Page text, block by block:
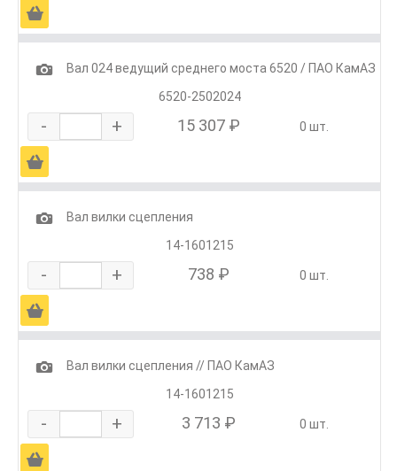
Ä
1
Вал 024 ведущий среднего моста 6520 / ПАО КамАЗ
6520-2502024
- + 15 307 ₽ 0 шт.
Ä
1
Вал вилки сцепления
14-1601215
- + 738 ₽ 0 шт.
Ä
1
Вал вилки сцепления // ПАО КамАЗ
14-1601215
- + 3 713 ₽ 0 шт.
Ä